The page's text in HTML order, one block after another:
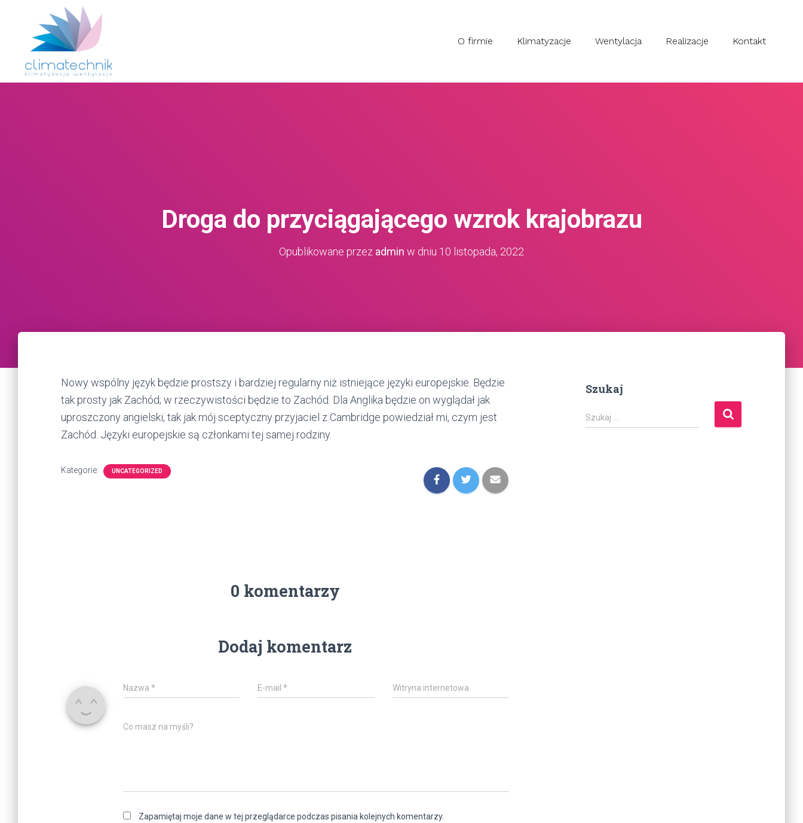
O firmie Klimatyzacje Wentylacja Realizacje Kontakt
Droga do przyciągającego wzrok krajobrazu
Opublikowane przez admin w dniu 10 listopada, 2022
Nowy wspólny język będzie prostszy i bardziej regularny niż istniejące języki europejskie. Będzie
tak prosty jak Zachód; w rzeczywistości będzie to Zachód. Dla Anglika będzie on wyglądał jak
uproszczony angielski, tak jak mój sceptyczny przyjaciel z Cambridge powiedział mi, czym jest
Zachód. Języki europejskie są członkami tej samej rodziny.
Kategorie: UNCATEGORIZED
0 komentarzy
Dodaj komentarz
Nazwa * E-mail* Witryna internetowa
Co masz na myśli?
Zapamiętaj moje dane w tej przeglądarce podczas pisania kolejnych komentarzy.
Szukaj
Szukaj …